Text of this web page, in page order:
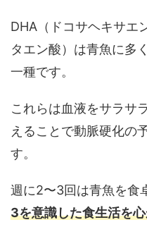
DHA（ドコサヘキサエ
タエン酸）は青魚に多
一種です。
これらは血液をサラサ
えることで動脈硬化の
す。
週に2〜3回は青魚を食
3を意識した食生活を